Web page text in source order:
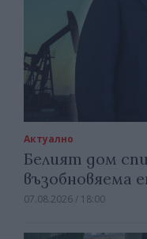
Актуално
Белият дом
възобновяема
07.08.2026 / 18:00